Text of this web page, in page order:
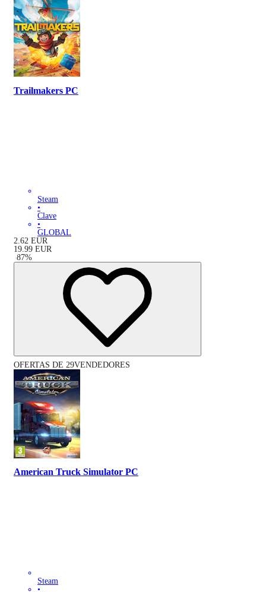
Trailmakers PC
Steam
•
Clave
•
GLOBAL
2.62 EUR
19.99 EUR
-87%
OFERTAS DE 29VENDEDORES
American Truck Simulator PC
Steam
•